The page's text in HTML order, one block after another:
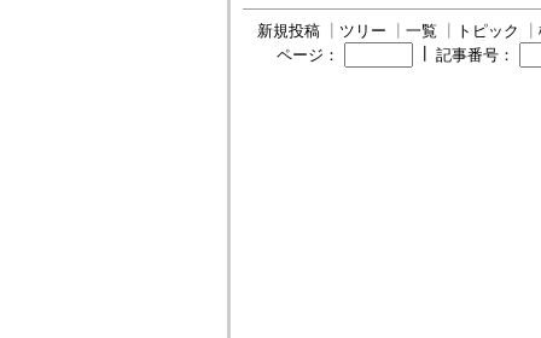
新規投稿 ツリー 一覧 トピック
ページ：
記事番号：